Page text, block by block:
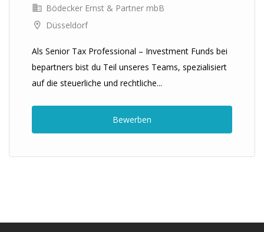
Bödecker Ernst & Partner mbB
Düsseldorf
Als Senior Tax Professional – Investment Funds bei
bepartners bist du Teil unseres Teams, spezialisiert
auf die steuerliche und rechtliche...
Bewerben